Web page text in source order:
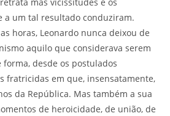
a um tal resultado conduziram.
horas, Leonardo nunca deixou de
aquilo que considerava serem
desde os postulados
fratricidas em que, insensatamente,
da República. Mas também a sua
de heroicidade, de união, de